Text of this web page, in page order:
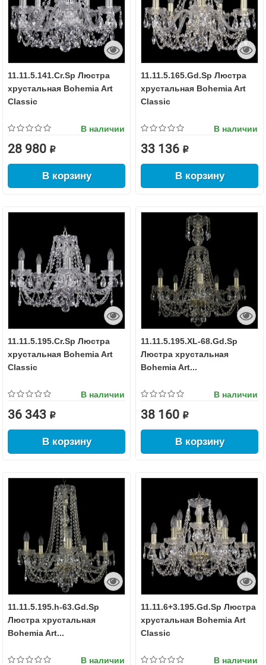
11.11.5.141.Cr.Sp Люстра
хрустальная Bohemia Art
Classic
В наличии
28 980 ₽
В корзину
11.11.5.165.Gd.Sp Люстра
хрустальная Bohemia Art
Classic
В наличии
33 136 ₽
В корзину
11.11.5.195.Cr.Sp Люстра
хрустальная Bohemia Art
Classic
В наличии
36 343 ₽
В корзину
11.11.5.195.XL-68.Gd.Sp
Люстра хрустальная
Bohemia Art...
В наличии
38 160 ₽
В корзину
11.11.5.195.h-63.Gd.Sp
Люстра хрустальная
Bohemia Art...
В наличии
11.11.6+3.195.Gd.Sp Люстра
хрустальная Bohemia Art
Classic
В наличии